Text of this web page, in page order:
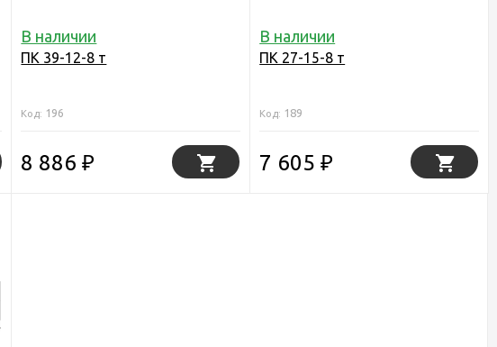
В наличии
ПК 39-12-8 т
Код: 196
8 886₽
В наличии
ПК 27-15-8 т
Код: 189
7 605₽